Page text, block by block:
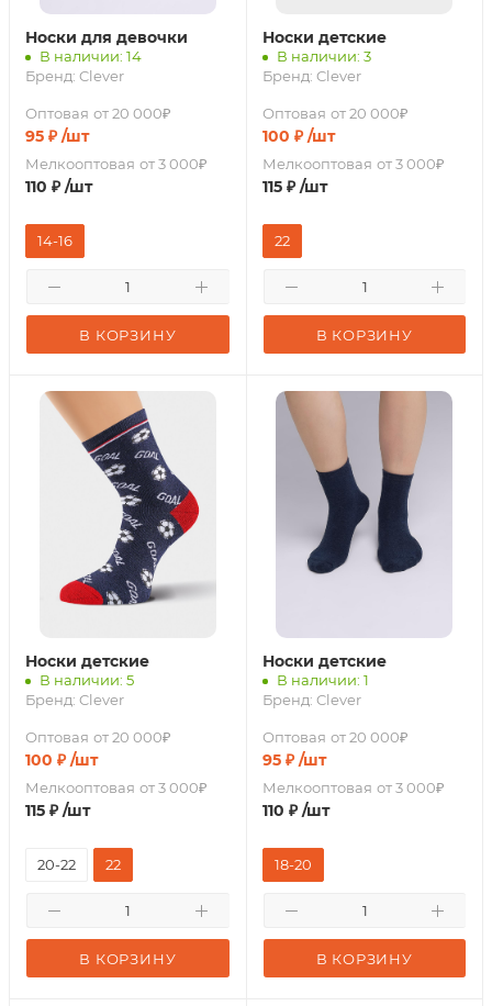
Носки для девочки
В наличии: 14
Бренд: Clever
Оптовая от 20 000₽
95 ₽ /шт
Мелкооптовая от 3 000₽
110 ₽ /шт
В КОРЗИНУ
14-16
Носки детские
В наличии: 3
Бренд: Clever
Оптовая от 20 000₽
100 ₽ /шт
Мелкооптовая от 3 000₽
115₽ /шт
В КОРЗИНУ
22
Носки детские
В наличии: 5
Бренд: Clever
Оптовая от 20 000₽
100 ₽ /шт
Мелкооптовая от 3 000₽
115 ₽ /шт
В КОРЗИНУ
20-22 22
Носки детские
В наличии: 1
Бренд: Clever
Оптовая от 20 000₽
95₽ /шт
Мелкооптовая от 3 000₽
110 ₽ /шт
В КОРЗИНУ
18-20